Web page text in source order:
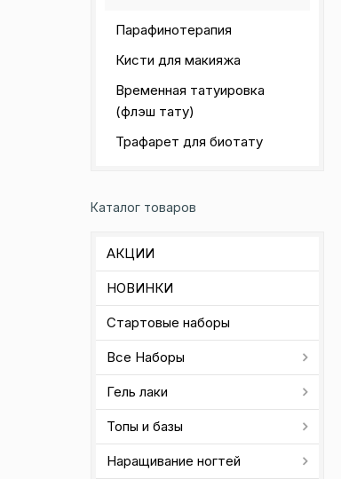
Парафинотерапия
Кисти для макияжа
Временная татуировка
(флэш тату)
Трафарет для биотату
Каталог товаров
АКЦИИ
НОВИНКИ
Стартовые наборы
Все Наборы
Гель лаки
Топы и базы
Наращивание ногтей